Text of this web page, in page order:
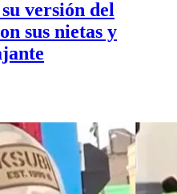
versión del
sus nietas y